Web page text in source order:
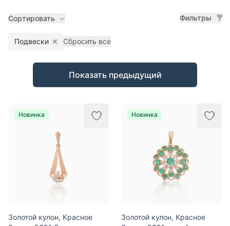
Сортировать Фильтры
Подвески Remove filter
Сбросить все
Товары
Показать предыдущий
Новинка
Золотой кулон, Красное
Новинка
Золотой кулон, Красное